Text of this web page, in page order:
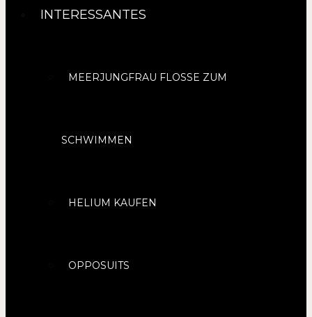
INTERESSANTES
MEERJUNGFRAU FLOSSE ZUM
SCHWIMMEN
HELIUM KAUFEN
OPPOSUITS